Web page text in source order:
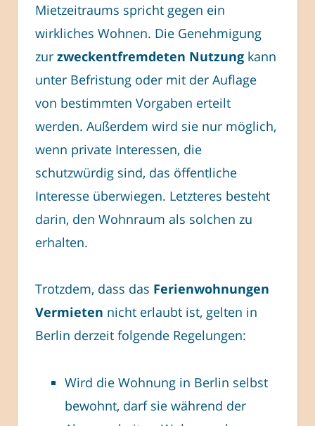
Mietzeitraums spricht gegen ein
wirkliches Wohnen. Die Genehmigung
zur zweckentfremdeten Nutzung kann
unter Befristung oder mit der Auflage
von bestimmten Vorgaben erteilt
werden. Außerdem wird sie nur möglich,
wenn private Interessen, die
schutzwürdig sind, das öffentliche
Interesse überwiegen. Letzteres besteht
darin, den Wohnraum als solchen zu
erhalten.
Trotzdem, dass das Ferienwohnungen
Vermieten nicht erlaubt ist, gelten in
Berlin derzeit folgende Regelungen:
Wird die Wohnung in Berlin selbst
bewohnt, darf sie während der